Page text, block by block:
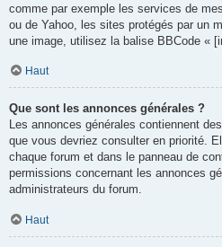
comme par exemple les services de
ou de Yahoo, les sites protégés par un
une image, utilisez la balise BBCode «
Haut
Que sont les annonces générales ?
Les annonces générales contiennent
que vous devriez consulter en priorité.
chaque forum et dans le panneau de
permissions concernant les annonces
administrateurs du forum.
Haut